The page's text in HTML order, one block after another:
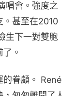
唱會。強度之
。甚至在2010
生下一對雙胞
。
的眷顧。 René